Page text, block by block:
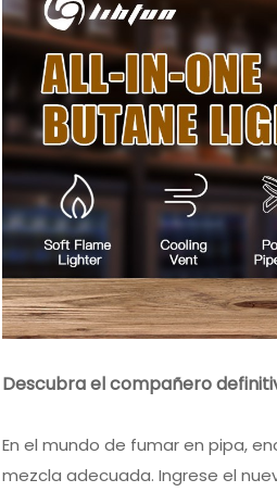
Descubra el compañero
En el mundo de fumar en pipa,
mezcla adecuada. Ingrese el